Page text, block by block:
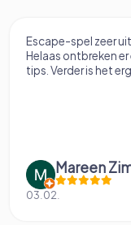
Escape-spel zeer
Helaas ontbreken er
tips. Verder is het
Mareen
03.02.